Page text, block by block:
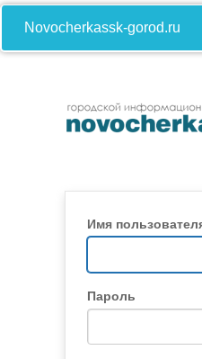
Novocherkassk-gorod.ru
Имя
Пароль